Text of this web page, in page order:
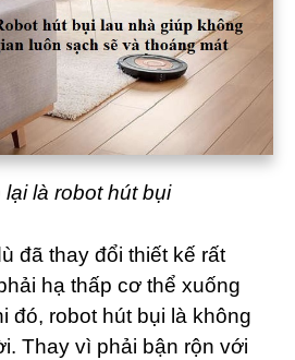
lại là robot hút bụi
đã thay đổi thiết kế rất
hạ thấp cơ thể xuống
đó, robot hút bụi là không
Thay vì phải bận rộn với